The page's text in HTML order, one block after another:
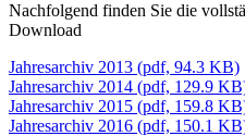
Nachfolgend finden Sie die
Download
Jahresarchiv 2013 (pdf, 94.3 KB)
Jahresarchiv 2014 (pdf, 129.9
Jahresarchiv 2015 (pdf, 159.8
Jahresarchiv 2016 (pdf, 150.1